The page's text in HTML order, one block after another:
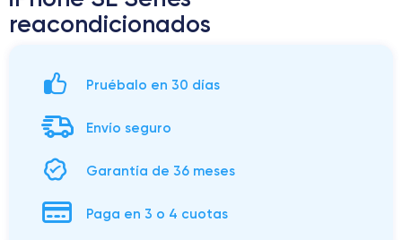
reacondicionados
Pruébalo en 30 días
Envío seguro
Garantía de 36 meses
Paga en 3 o 4 cuotas